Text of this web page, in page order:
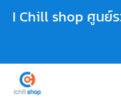
I Chill shop ศูนย์